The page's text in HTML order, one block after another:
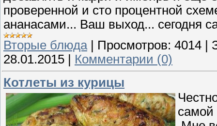
проверенной и сто процентной
ананасами... Ваш выход... сегодня
Вторые блюда| Просмотров: 4014
28.01.2015
Комментарии (0)
Котлеты из курицы
самой